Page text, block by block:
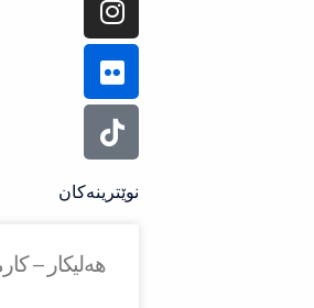
نوێترینەکان
هەلیکار –